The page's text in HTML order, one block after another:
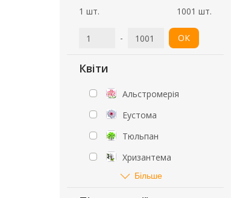
1 шт. 1001 шт.
- ОК
Квіти
Альстромерія
Еустома
Тюльпан
Хризантема
Більше